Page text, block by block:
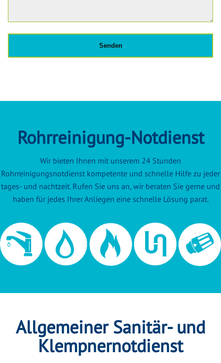
Rohrreinigung-Notdienst
Wir bieten Ihnen mit unserem 24 Stunden
Rohrreinigungsnotdienst kompetente und schnelle Hilfe zu jeder
tages- und nachtzeit. Rufen Sie uns an, wir beraten Sie gerne und
haben für jedes Ihrer Anliegen eine schnelle Lösung parat.
Allgemeiner Sanitär- und
Klempnernotdienst